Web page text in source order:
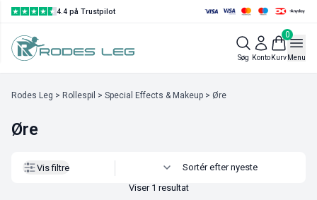
4.4 på Trustpilot
Søg Konto
0
KurvMenu
Vis filtre
Rodes Leg > Rollespil > Special Effects & Makeup > Øre
Øre
Vis filtre
Viser 1 resultat